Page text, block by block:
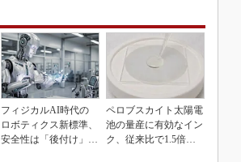
フィジカルAI時代の
ロボティクス新標準、
安全性は「後付け」で
ペロブスカイト太陽電
池の量産に有効なイン
ク、従来比で1.5倍の